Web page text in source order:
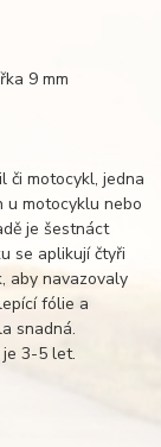
9 mm
či motocykl, jedna
u motocyklu nebo
je šestnáct
se aplikují čtyři
aby navazovaly
fólie a
snadná.
3-5 let.